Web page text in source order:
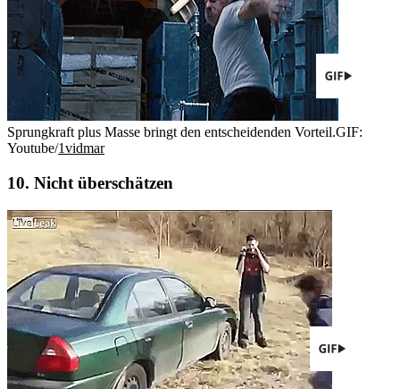
Sprungkraft plus Masse bringt den entscheidenden Vorteil.GIF:
Youtube/1vidmar
10. Nicht überschätzen